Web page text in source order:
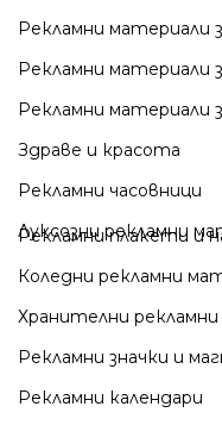
Рекламни материали
Рекламни материали
Рекламни материали
Здраве и красота
Рекламни часовници
Луксозни рекламни
Рекламни плакети и
Коледни рекламни
Хранителни
Рекламни значки и
Рекламни календари